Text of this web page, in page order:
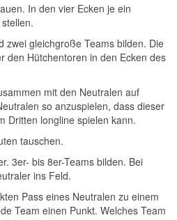
In den vier Ecken je ein
zwei gleichgroße Teams bilden. Die
den Hütchentoren in den Ecken des
mit den Neutralen auf
so anzuspielen, dass dieser
Dritten longline spielen kann.
tauschen.
3er- bis 8er-Teams bilden. Bei
ins Feld.
Pass eines Neutralen zu einem
Team einen Punkt. Welches Team